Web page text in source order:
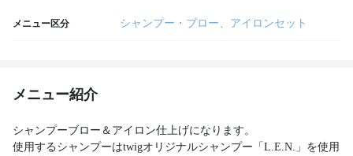
メニュー区分 シャンプー・ブロー、アイロンセット
メニュー紹介
シャンプーブロー＆アイロン仕上げになります。
使用するシャンプーはtwigオリジナルシャンプー「L.E.N.」を使用